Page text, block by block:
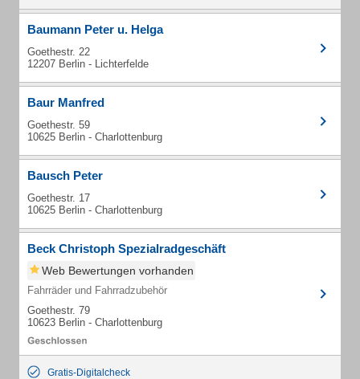
Baumann Peter u. Helga
Goethestr. 22
12207 Berlin - Lichterfelde
Baur Manfred
Goethestr. 59
10625 Berlin - Charlottenburg
Bausch Peter
Goethestr. 17
10625 Berlin - Charlottenburg
Beck Christoph Spezialradgeschäft
Web Bewertungen vorhanden
Fahrräder und Fahrradzubehör
Goethestr. 79
10623 Berlin - Charlottenburg
Gratis-Digitalcheck